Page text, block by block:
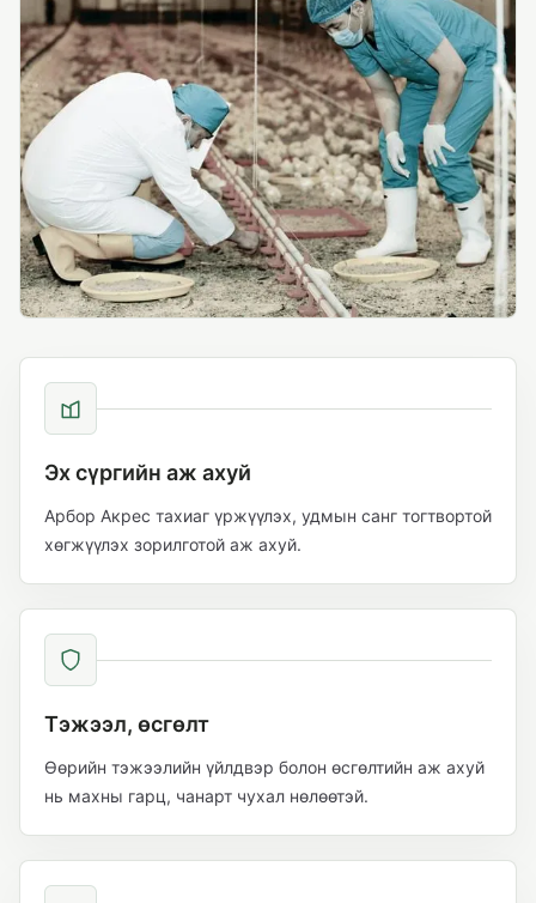
Эх сүргийн аж ахуй
Арбор Акрес тахиаг үржүүлэх, удмын санг тогтвортой
хөгжүүлэх зорилготой аж ахуй.
Тэжээл, өсгөлт
Өөрийн тэжээлийн үйлдвэр болон өсгөлтийн аж ахуй
нь махны гарц, чанарт чухал нөлөөтэй.